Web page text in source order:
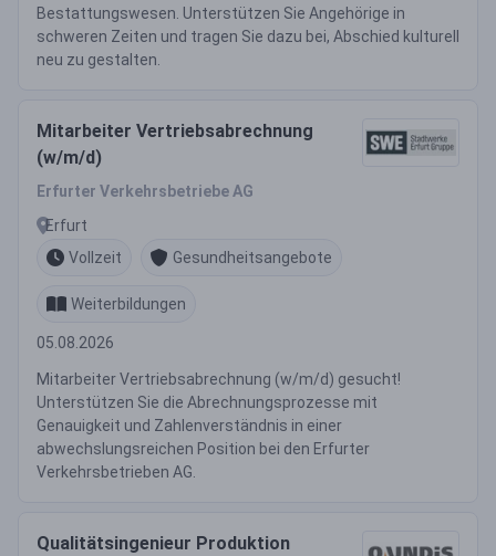
Bestattungswesen. Unterstützen Sie Angehörige in
schweren Zeiten und tragen Sie dazu bei, Abschied kulturell
neu zu gestalten.
Mitarbeiter Vertriebsabrechnung
(w/m/d)
Erfurter Verkehrsbetriebe AG
Erfurt
Vollzeit
Gesundheitsangebote
Weiterbildungen
05.08.2026
Mitarbeiter Vertriebsabrechnung (w/m/d) gesucht!
Unterstützen Sie die Abrechnungsprozesse mit
Genauigkeit und Zahlenverständnis in einer
abwechslungsreichen Position bei den Erfurter
Verkehrsbetrieben AG.
Qualitätsingenieur Produktion